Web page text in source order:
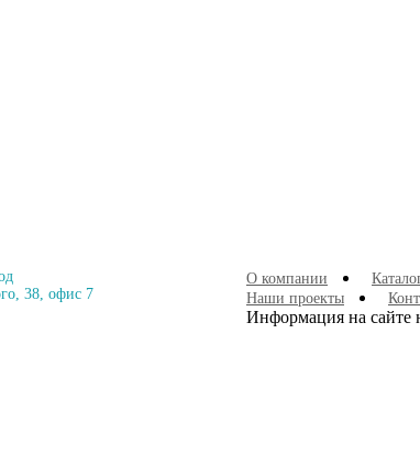
38, офис 7
О компании
Наши проекты
Информация на сайте